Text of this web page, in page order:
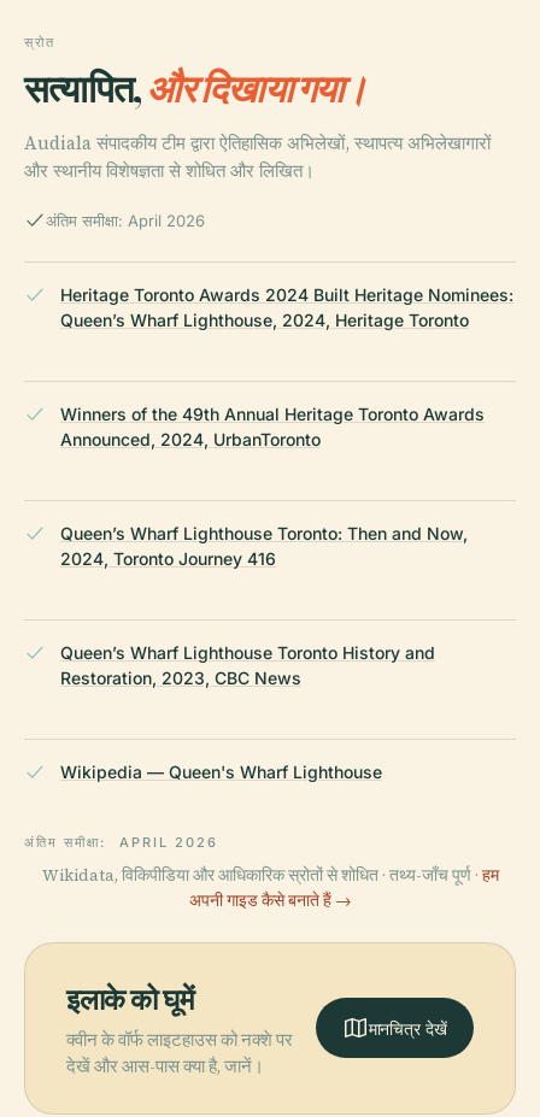
स्रोत
सत्यापित,और दिखाया गया।
Audiala संपादकीय टीम द्वारा ऐतिहासिक अभिलेखों, स्थापत्य अभिलेखागारों
और स्थानीय विशेषज्ञता से शोधित और लिखित।
अंतिम समीक्षा: April 2026
Heritage Toronto Awards 2024 Built Heritage Nominees:
Queen’s Wharf Lighthouse, 2024, Heritage Toronto
Winners of the 49th Annual Heritage Toronto Awards
Announced, 2024, UrbanToronto
Queen’s Wharf Lighthouse Toronto: Then and Now,
2024, Toronto Journey 416
Queen’s Wharf Lighthouse Toronto History and
Restoration, 2023, CBC News
Wikipedia — Queen's Wharf Lighthouse
अंतिम समीक्षा: APRIL 2026
Wikidata, विकिपीडिया और आधिकारिक स्रोतों से शोधित · तथ्य-जाँच पूर्ण · हम
अपनी गाइड कैसे बनाते हैं →
इलाके को घूमें
क्वीन के वॉर्फ लाइटहाउस को नक्शे पर
देखें और आस-पास क्या है, जानें।
मानचित्र देखें